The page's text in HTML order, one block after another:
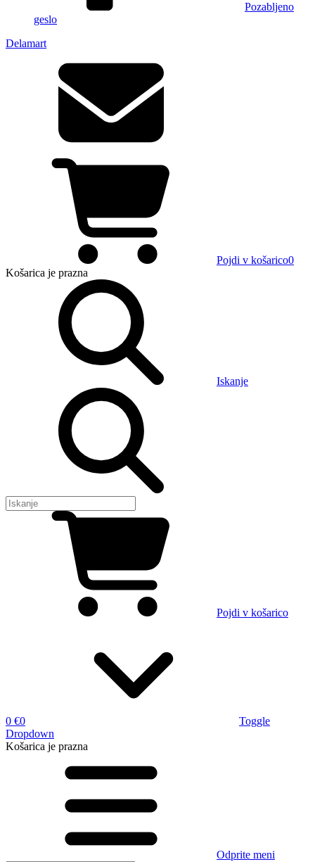
Pozabljeno
geslo
Delamart
Pojdi v košarico0
Košarica je prazna
Iskanje
Pojdi v košarico
0 €0
Toggle
Dropdown
Košarica je prazna
Odprite meni